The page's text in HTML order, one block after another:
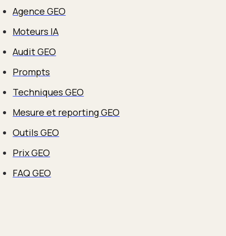
Agence GEO
Moteurs IA
Audit GEO
Prompts
Techniques GEO
Mesure et reporting GEO
Outils GEO
Prix GEO
FAQ GEO